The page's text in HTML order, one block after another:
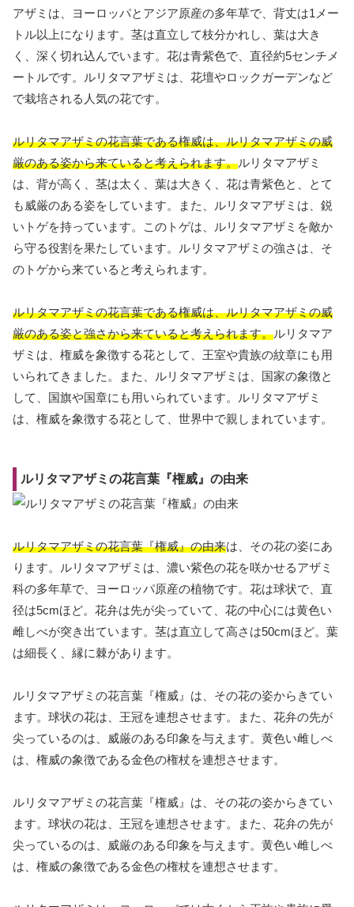
アザミは、ヨーロッパとアジア原産の多年草で、背丈は1メー
トル以上になります。茎は直立して枝分かれし、葉は大き
く、深く切れ込んでいます。花は青紫色で、直径約5センチメ
ートルです。ルリタマアザミは、花壇やロックガーデンなど
で栽培される人気の花です。
ルリタマアザミの花言葉である権威は、ルリタマアザミの威
厳のある姿から来ていると考えられます。ルリタマアザミ
は、背が高く、茎は太く、葉は大きく、花は青紫色と、とて
も威厳のある姿をしています。また、ルリタマアザミは、鋭
いトゲを持っています。このトゲは、ルリタマアザミを敵か
ら守る役割を果たしています。ルリタマアザミの強さは、そ
のトゲから来ていると考えられます。
ルリタマアザミの花言葉である権威は、ルリタマアザミの威
厳のある姿と強さから来ていると考えられます。ルリタマア
ザミは、権威を象徴する花として、王室や貴族の紋章にも用
いられてきました。また、ルリタマアザミは、国家の象徴と
して、国旗や国章にも用いられています。ルリタマアザミ
は、権威を象徴する花として、世界中で親しまれています。
ルリタマアザミの花言葉『権威』の由来
ルリタマアザミの花言葉『権威』の由来は、その花の姿にあ
ります。ルリタマアザミは、濃い紫色の花を咲かせるアザミ
科の多年草で、ヨーロッパ原産の植物です。花は球状で、直
径は5cmほど。花弁は先が尖っていて、花の中心には黄色い
雌しべが突き出ています。茎は直立して高さは50cmほど。葉
は細長く、縁に棘があります。
ルリタマアザミの花言葉『権威』は、その花の姿からきてい
ます。球状の花は、王冠を連想させます。また、花弁の先が
尖っているのは、威厳のある印象を与えます。黄色い雌しべ
は、権威の象徴である金色の権杖を連想させます。
ルリタマアザミの花言葉『権威』は、その花の姿からきてい
ます。球状の花は、王冠を連想させます。また、花弁の先が
尖っているのは、威厳のある印象を与えます。黄色い雌しべ
は、権威の象徴である金色の権杖を連想させます。